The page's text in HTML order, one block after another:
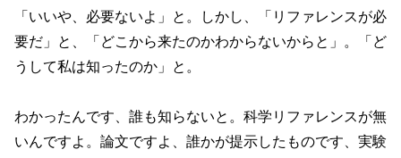
「いいや、必要ないよ」と。しかし、「リファレンスが必
要だ」と、「どこから来たのかわからないからと」。「ど
うして私は知ったのか」と。
わかったんです、誰も知らないと。科学リファレンスが無
いんですよ。論文ですよ、誰かが提示したものです、実験